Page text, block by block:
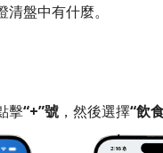
盤中有什麼。
擊“+”號，然後選擇“飲